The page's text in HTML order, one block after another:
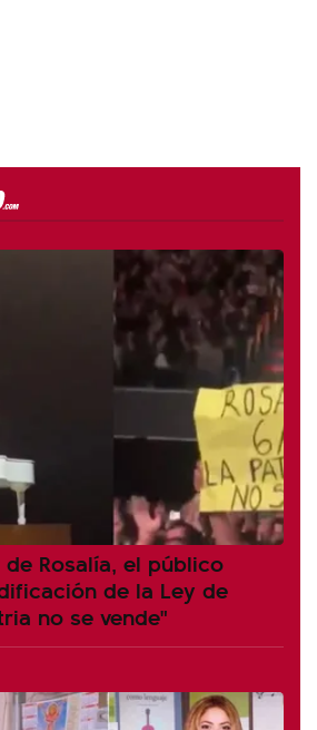
Rosalía, el público
de la Ley de
no se vende"